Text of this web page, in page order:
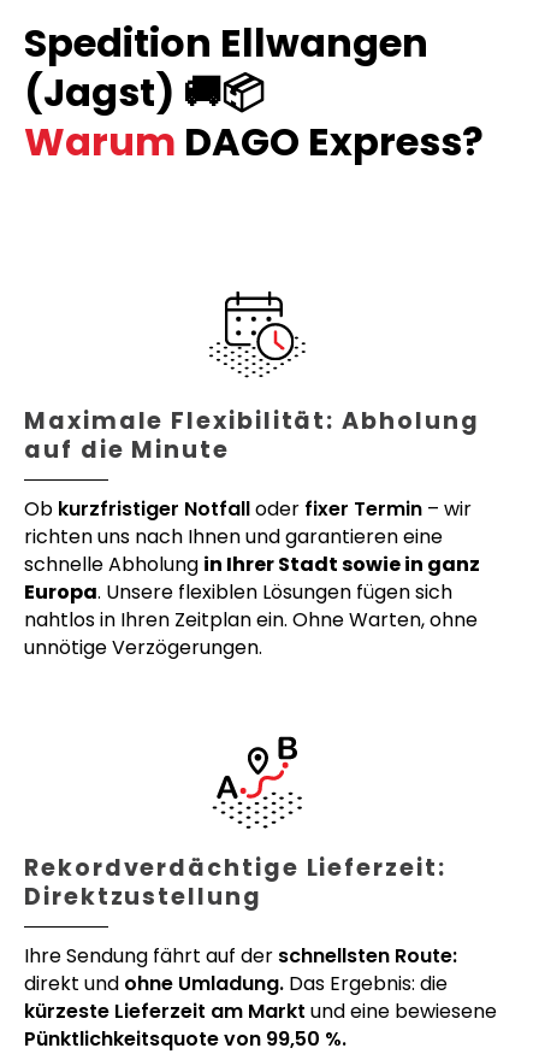
Spedition Ellwangen
(Jagst) 🚚📦
Warum DAGO Express?
Maximale Flexibilität: Abholung
auf die Minute
Ob kurzfristiger Notfalloder fixer Termin – wir
richten uns nach Ihnen und garantieren eine
schnelle Abholung in Ihrer Stadt sowie in ganz
Europa. Unsere flexiblen Lösungen fügen sich
nahtlos in Ihren Zeitplan ein. Ohne Warten, ohne
unnötige Verzögerungen.
Rekordverdächtige Lieferzeit:
Direktzustellung
Ihre Sendung fährt auf der schnellsten Route:
direkt und ohne Umladung. Das Ergebnis: die
kürzeste Lieferzeit am Markt und eine bewiesene
Pünktlichkeitsquote von 99,50 %.